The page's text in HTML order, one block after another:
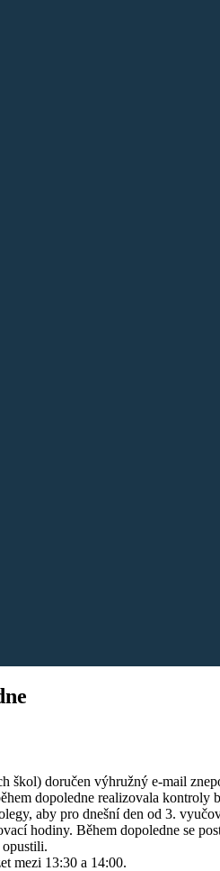
škol) doručen výhružný e-mail
dopoledne realizovala
aby pro dnešní den od 3.
hodiny. Během dopoledne se
mezi 13:30 a 14:00.